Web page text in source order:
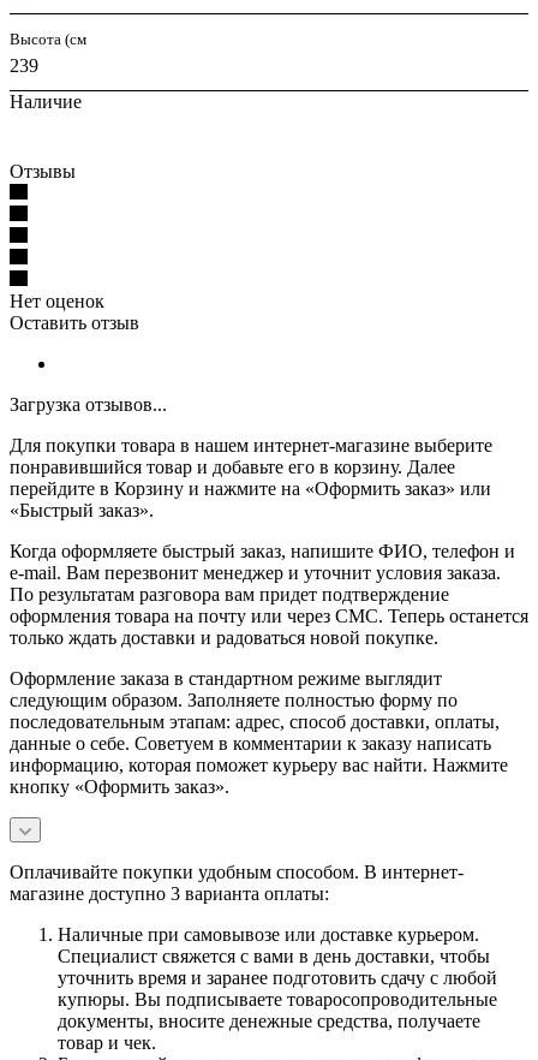
Высота (см
239
Наличие
Отзывы
Нет оценок
Оставить отзыв
Загрузка отзывов...
Для покупки товара в нашем интернет-магазине выберите
понравившийся товар и добавьте его в корзину. Далее
перейдите в Корзину и нажмите на «Оформить заказ» или
«Быстрый заказ».
Когда оформляете быстрый заказ, напишите ФИО, телефон и
e-mail. Вам перезвонит менеджер и уточнит условия заказа.
По результатам разговора вам придет подтверждение
оформления товара на почту или через СМС. Теперь останется
только ждать доставки и радоваться новой покупке.
Оформление заказа в стандартном режиме выглядит
следующим образом. Заполняете полностью форму по
последовательным этапам: адрес, способ доставки, оплаты,
данные о себе. Советуем в комментарии к заказу написать
информацию, которая поможет курьеру вас найти. Нажмите
кнопку «Оформить заказ».
Оплачивайте покупки удобным способом. В интернет-
магазине доступно 3 варианта оплаты:
Наличные при самовывозе или доставке курьером.
Специалист свяжется с вами в день доставки, чтобы
уточнить время и заранее подготовить сдачу с любой
купюры. Вы подписываете товаросопроводительные
документы, вносите денежные средства, получаете
товар и чек.